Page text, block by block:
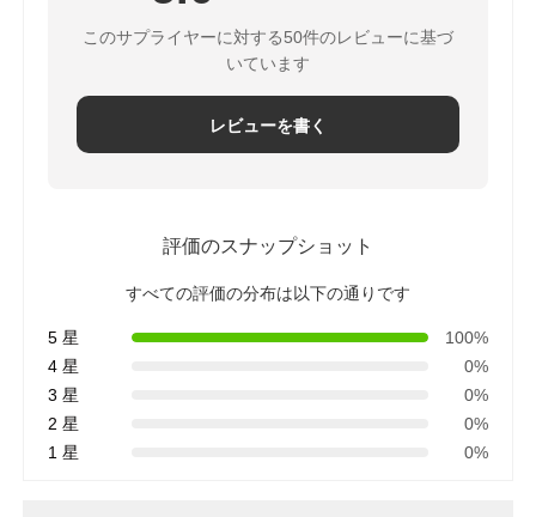
このサプライヤーに対する50件のレビューに基づ
いています
レビューを書く
評価のスナップショット
すべての評価の分布は以下の通りです
5 星
100%
4 星
0%
3 星
0%
2 星
0%
1 星
0%